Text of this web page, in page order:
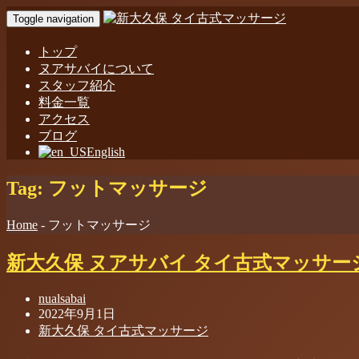
Toggle navigation
トップ
ヌアサバイについて
スタッフ紹介
料金一覧
アクセス
ブログ
English
Tag: フットマッサージ
Home - フットマッサージ
新大久保 ヌアサバイ タイ古式マッサー
nualsabai
2022年9月1日
新大久保 タイ古式マッサージ